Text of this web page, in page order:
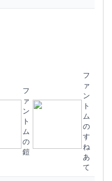
フ
ァ
ン
ト
ム
の
鎧
フ
ァ
ン
ト
ム
の
す
ね
あ
て